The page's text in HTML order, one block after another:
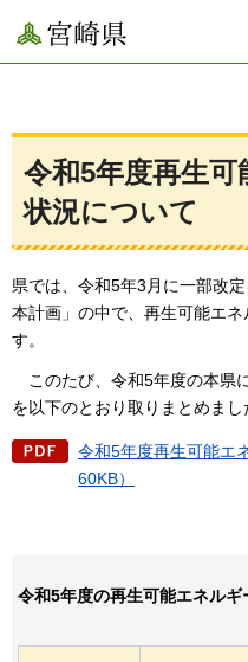
宮崎県
令和5年度再生
状況について
県では、令和5年3月に一部改
本計画」の中で、再生可能エ
す。
このたび、令和5年度の本県
を以下のとおり取りまとめまし
令和5年度再生可能エ
60KB）
令和5年度の再生可能エネルギ